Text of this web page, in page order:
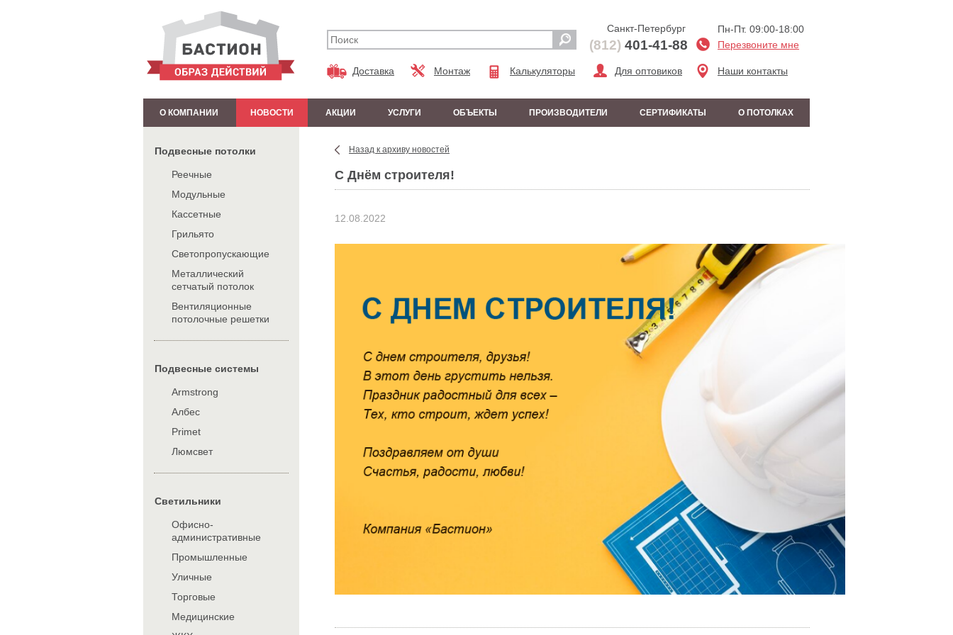
Доставка Монтаж Калькуляторы Для оптовиков
Пн-Пт. 09:00-18:00
Перезвоните мне
Наши контакты
Санкт-Петербург
(812) 401-41-88
О КОМПАНИИ НОВОСТИ АКЦИИ УСЛУГИ ОБЪЕКТЫ ПРОИЗВОДИТЕЛИ СЕРТИФИКАТЫ О ПОТОЛКАХ
Подвесные потолки
Реечные
Модульные
Кассетные
Грильято
Светопропускающие
Металлический
сетчатый потолок
Вентиляционные
потолочные решетки
Подвесные системы
Armstrong
Албес
Primet
Люмсвет
Cветильники
Офисно-
административные
Промышленные
Уличные
Торговые
Медицинские
Назад к архиву новостей
С Днём строителя!
12.08.2022